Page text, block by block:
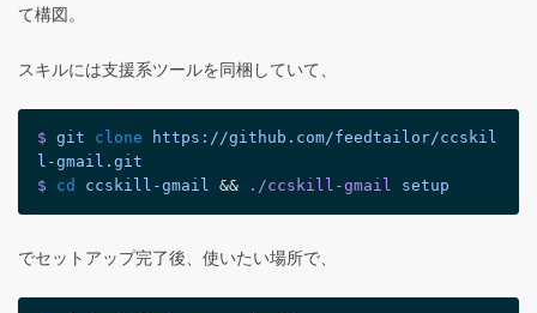
て構図。
スキルには支援系ツールを同梱していて、
$ git clone https://github.com/feedtailor/ccskil
l-gmail.git
$
cd ccskill-gmail && ./ccskill-gmail setup
でセットアップ完了後、使いたい場所で、